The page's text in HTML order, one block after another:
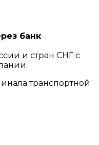
банк
и стран СНГ с
транспортной